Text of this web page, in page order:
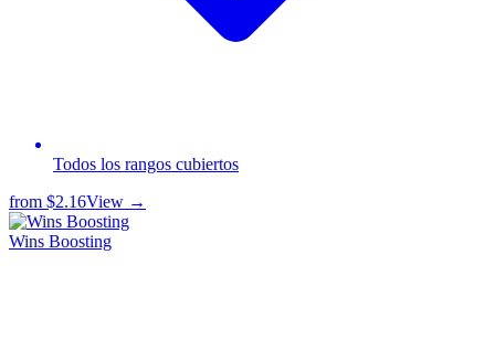
Todos los rangos cubiertos
from $2.16View →
Wins Boosting